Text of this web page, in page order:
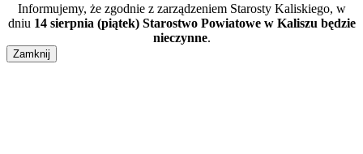
Informujemy, że zgodnie z zarządzeniem Starosty Kaliskiego, w
dniu 14 sierpnia (piątek) Starostwo Powiatowe w Kaliszu będzie
nieczynne.
Zamknij